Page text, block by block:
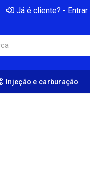
Já é cliente? - Entrar
Injeção e carburação